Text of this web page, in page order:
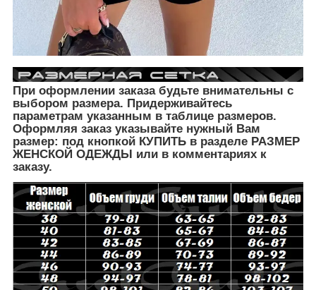
При оформлении заказа будьте внимательны с
выбором размера. Придерживайтесь
параметрам указанным в таблице размеров.
Оформляя заказ указывайте нужный Вам
размер: под кнопкой КУПИТЬ в разделе РАЗМЕР
ЖЕНСКОЙ ОДЕЖДЫ или в комментариях к
заказу.